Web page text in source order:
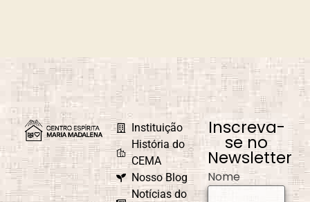
Caridade em
Ação
Carnaval
Causa e Efeito
Celebrações e
Comemorações
Instituição
História do
CEMA
Nosso Blog
Notícias do
Inscreva-
se no
Newsletter
Nome